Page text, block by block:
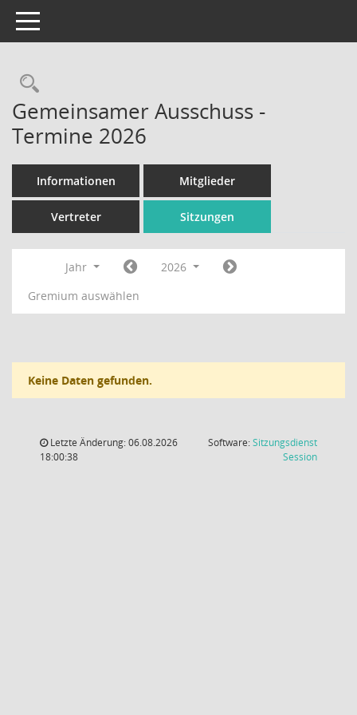
Toggle navigation
Rechercheauswahl
Gemeinsamer Ausschuss -
Termine 2026
Informationen Mitglieder
Vertreter Sitzungen
Jahr
2026
Gremium auswählen
Keine Daten gefunden.
Letzte Änderung: 06.08.2026
18:00:38
Software:Sitzungsdienst
Session(Wird in